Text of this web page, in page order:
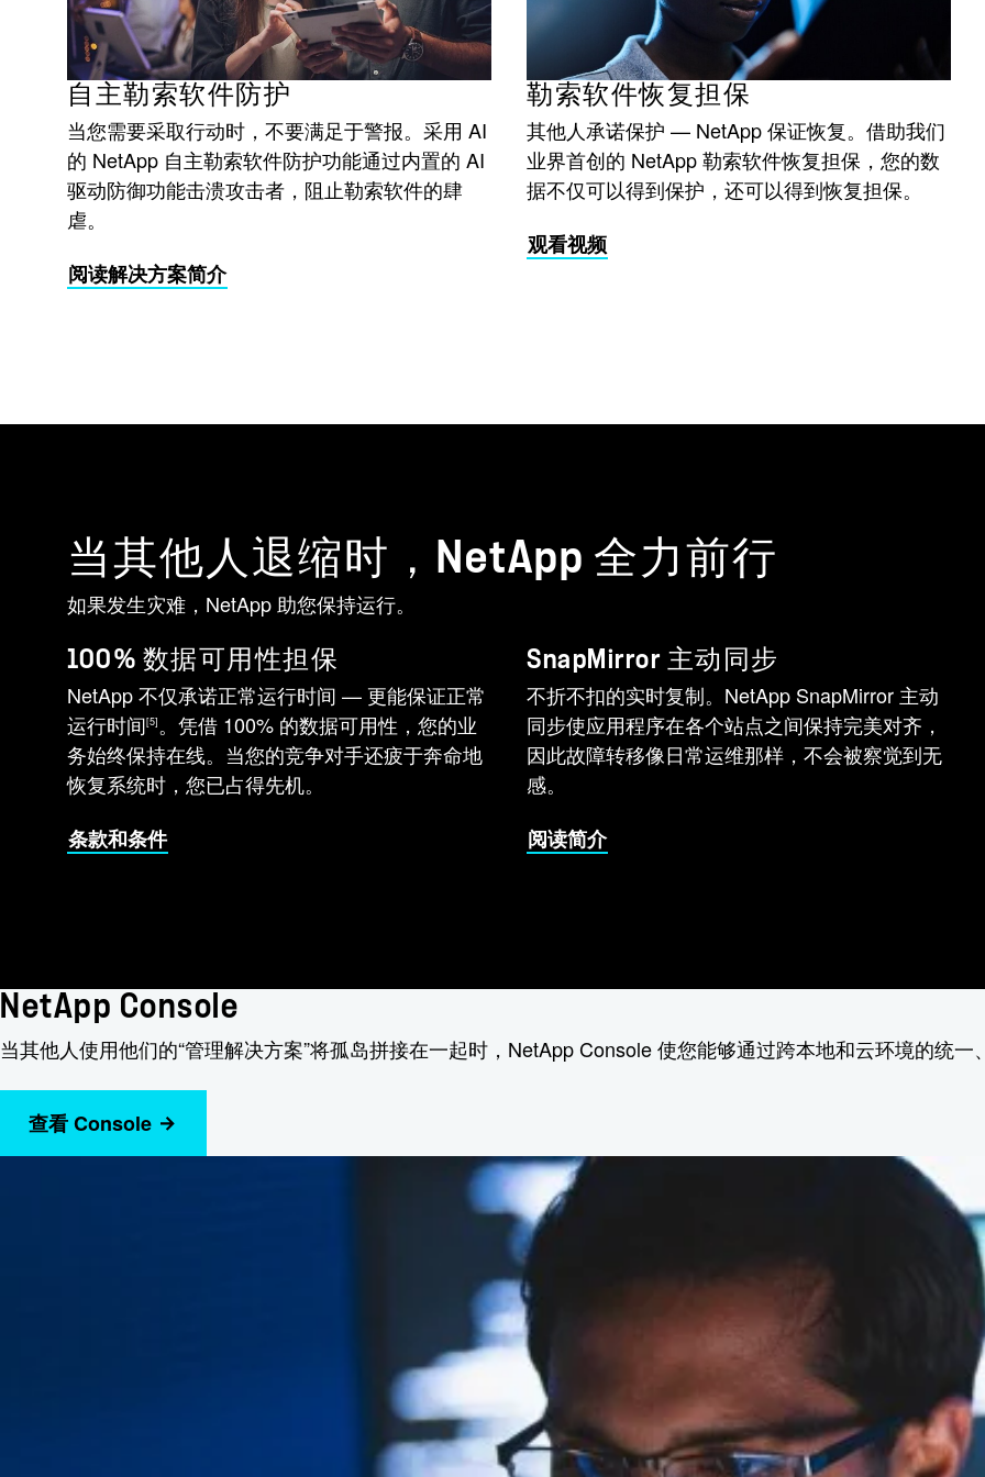
自主勒索软件防护
当您需要采取行动时，不要满足于警报。采用 AI
的 NetApp 自主勒索软件防护功能通过内置的 AI
驱动防御功能击溃攻击者，阻止勒索软件的肆
虐。
阅读解决方案简介
勒索软件恢复担保
其他人承诺保护 — NetApp 保证恢复。借助我们
业界首创的 NetApp 勒索软件恢复担保，您的数
据不仅可以得到保护，还可以得到恢复担保。
观看视频
当其他人退缩时，NetApp 全力前行
如果发生灾难，NetApp 助您保持运行。
100% 数据可用性担保
NetApp 不仅承诺正常运行时间 — 更能保证正常
运行时间[5] 。凭借 100% 的数据可用性，您的业
务始终保持在线。当您的竞争对手还疲于奔命地
恢复系统时，您已占得先机。
条款和条件
SnapMirror 主动同步
不折不扣的实时复制。NetApp SnapMirror 主动
同步使应用程序在各个站点之间保持完美对齐，
因此故障转移像日常运维那样，不会被察觉到无
感。
阅读简介
NetApp Console
当其他人使用他们的“管理解决方案”将孤岛拼接在一起时，NetApp Console 使您能够通过跨本地和云环境的统
查看 Console